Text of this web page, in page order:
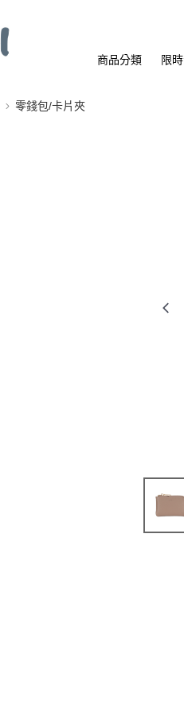
商品分類 限
零錢包/卡片夾